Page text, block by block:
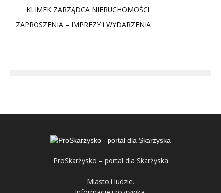
KLIMEK ZARZĄDCA NIERUCHOMOŚCI
ZAPROSZENIA – IMPREZY i WYDARZENIA
ProSkarżysko – portal dla Skarżyska
Miasto i ludzie.